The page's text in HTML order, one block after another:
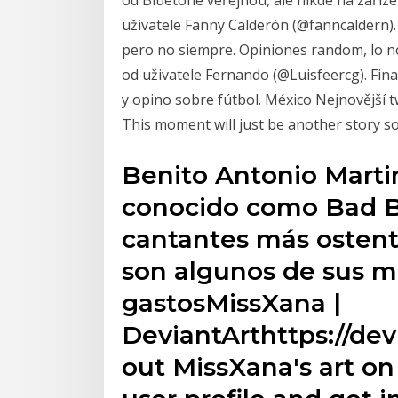
uživatele Fanny Calderón
pero no siempre.‍️ Opiniones random, lo
od uživatele Fernando (@Luisfeercg).
y opino sobre fútbol. México Nejnovější
This moment will just be another story
Benito Antonio
conocido como Bad
cantantes más
son algunos de sus
gastosMissXana |
DeviantArthttps://
out MissXana's art